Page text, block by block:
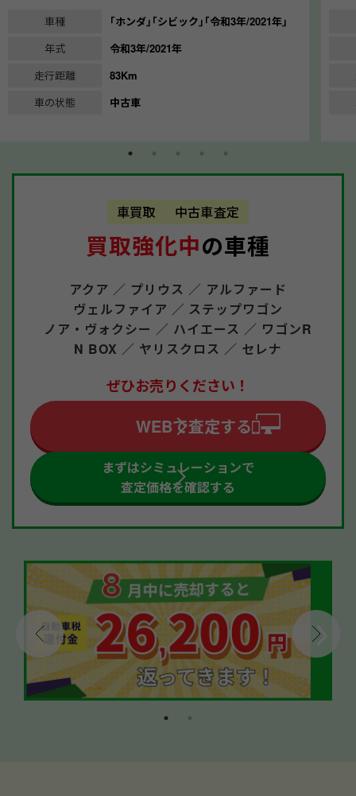
車種
｢ホンダ｣｢シビック｣｢令和3年/2021年｣
年式
令和3年/2021年
走行距離
83Km
車の状態
中古車
車買取 中古車査定
買取強化中の車種
アクア ／ プリウス ／ アルファード
ヴェルファイア ／ ステップワゴン
ノア・ヴォクシー ／ ハイエース ／ ワゴンR
N BOX ／ ヤリスクロス ／ セレナ
ぜひお売りください！
WEBで査定する
まずはシミュレーションで
査定価格を確認する